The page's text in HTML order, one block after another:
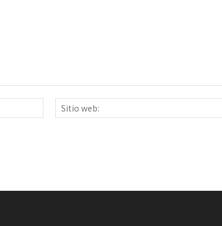
Correo
electrónico:*